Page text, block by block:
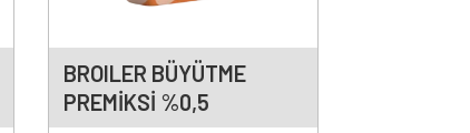
BROILER BÜYÜTME
PREMİKSİ %0,5